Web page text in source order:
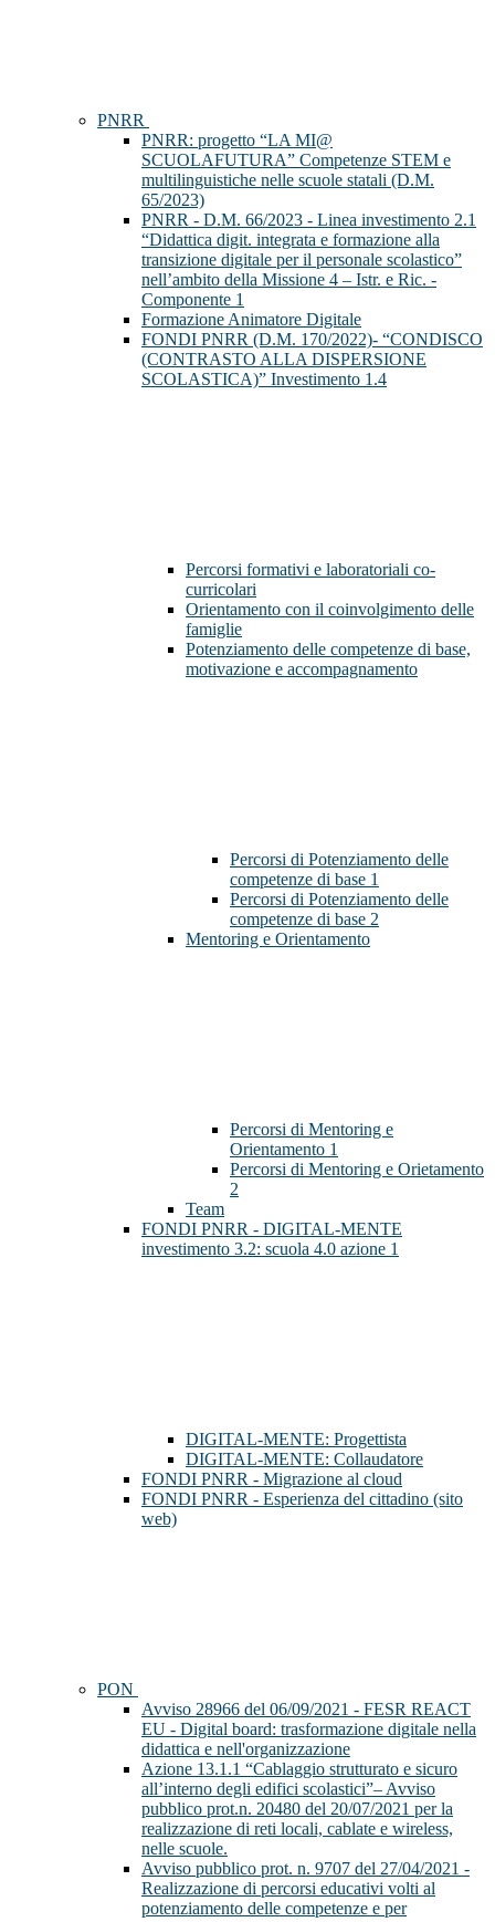
PNRR
PNRR: progetto “LA MI@
SCUOLAFUTURA” Competenze STEM e
multilinguistiche nelle scuole statali (D.M.
65/2023)
PNRR - D.M. 66/2023 - Linea investimento 2.1
“Didattica digit. integrata e formazione alla
transizione digitale per il personale scolastico”
nell’ambito della Missione 4 – Istr. e Ric. -
Componente 1
Formazione Animatore Digitale
FONDI PNRR (D.M. 170/2022)- “CONDISCO
(CONTRASTO ALLA DISPERSIONE
SCOLASTICA)” Investimento 1.4
Percorsi formativi e laboratoriali co-
curricolari
Orientamento con il coinvolgimento delle
famiglie
Potenziamento delle competenze di base,
motivazione e accompagnamento
Percorsi di Potenziamento delle
competenze di base 1
Percorsi di Potenziamento delle
competenze di base 2
Mentoring e Orientamento
Percorsi di Mentoring e
Orientamento 1
Percorsi di Mentoring e Orietamento
2
Team
FONDI PNRR - DIGITAL-MENTE
investimento 3.2: scuola 4.0 azione 1
DIGITAL-MENTE: Progettista
DIGITAL-MENTE: Collaudatore
FONDI PNRR - Migrazione al cloud
FONDI PNRR - Esperienza del cittadino (sito
web)
PON
Avviso 28966 del 06/09/2021 - FESR REACT
EU - Digital board: trasformazione digitale nella
didattica e nell'organizzazione
Azione 13.1.1 “Cablaggio strutturato e sicuro
all’interno degli edifici scolastici”– Avviso
pubblico prot.n. 20480 del 20/07/2021 per la
realizzazione di reti locali, cablate e wireless,
nelle scuole.
Avviso pubblico prot. n. 9707 del 27/04/2021 -
Realizzazione di percorsi educativi volti al
potenziamento delle competenze e per